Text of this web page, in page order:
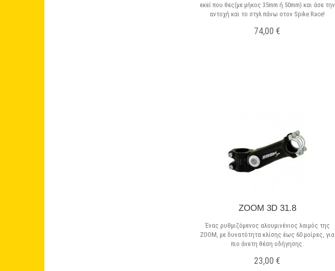
εκεί που θες(με μήκος 35mm ή 50mm) και άσε την
αντοχή και το στyλ πάνω στον Spike Race!
74,00 €
ZOOM 3D 31.8
Ένας ρυθμιζόμενος αλουμινένιος λαιμός της
ZOOM, με δυνατότητα κλίσης έως 60 μοίρες, για
πιο άνετη θέση οδήγησης.
23,00 €